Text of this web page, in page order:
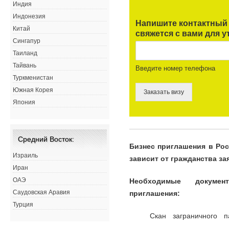
Напишите
свяжется с вами для
Введите номер телефона
Заказать визу
Бизнес приглашения в
зависит от гражданства
Необходимые
приглашения:
Скан заграничного
Индия
Индонезия
Китай
Сингапур
Таиланд
Тайвань
Туркменистан
Южная Корея
Япония
Средний Восток:
Израиль
Иран
ОАЭ
Саудовская Аравия
Турция